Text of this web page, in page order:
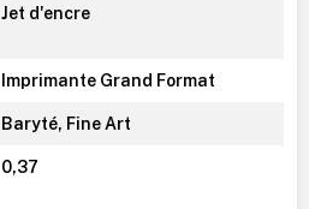
Jet d'encre
Imprimante Grand Format
Baryté, Fine Art
0,37